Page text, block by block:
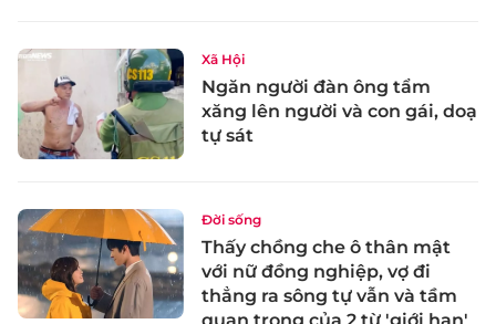
Xã Hội
Ngăn người đàn ông tẩm
xăng lên người và con gái, doạ
tự sát
Đời sống
Thấy chồng che ô thân mật
với nữ đồng nghiệp, vợ đi
thẳng ra sông tự vẫn và tầm
quan trọng của 2 từ 'giới hạn'